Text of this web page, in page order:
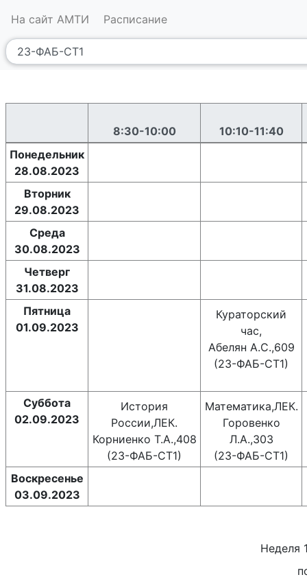
На сайт АМТИ Расписание
8:30-10:00
10:10-11:40
Понедельник
28.08.2023
Вторник
29.08.2023
Среда
30.08.2023
Четверг
31.08.2023
Пятница
01.09.2023
Кураторский
час,
Абелян А.С.,609
(23-ФАБ-СТ1)
Суббота
02.09.2023
История
России,ЛЕК.
Корниенко Т.А.,408
(23-ФАБ-СТ1)
Математика,ЛЕК.
Горовенко
Л.А.,303
(23-ФАБ-СТ1)
Воскресенье
03.09.2023
Неделя